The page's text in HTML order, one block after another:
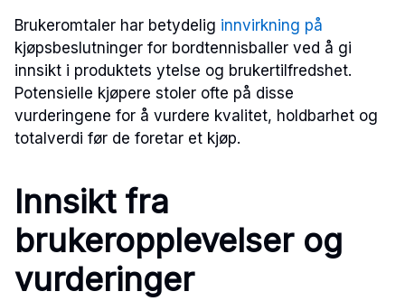
Brukeromtaler har betydelig innvirkning på
kjøpsbeslutninger for bordtennisballer ved å gi
innsikt i produktets ytelse og brukertilfredshet.
Potensielle kjøpere stoler ofte på disse
vurderingene for å vurdere kvalitet, holdbarhet og
totalverdi før de foretar et kjøp.
Innsikt fra
brukeropplevelser og
vurderinger